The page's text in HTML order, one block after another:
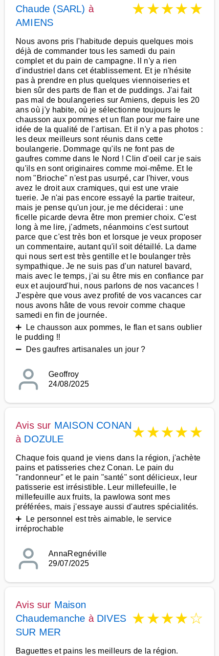
Chaude (SARL) à
AMIENS
★★★★★
Nous avons pris l'habitude depuis quelques mois
déjà de commander tous les samedi du pain
complet et du pain de campagne. Il n'y a rien
d'industriel dans cet établissement. Et je n'hésite
pas à prendre en plus quelques viennoiseries et
bien sûr des parts de flan et de puddings. J'ai fait
pas mal de boulangeries sur Amiens, depuis les 20
ans où j'y habite, où je sélectionne toujours le
chausson aux pommes et un flan pour me faire une
idée de la qualité de l'artisan. Et il n'y a pas photos :
les deux meilleurs sont réunis dans cette
boulangerie. Dommage qu'ils ne font pas de
gaufres comme dans le Nord ! Clin d'oeil car je sais
qu'ils en sont originaires comme moi-même. Et le
nom "Brioche" n'est pas usurpé, car l'hiver, vous
avez le droit aux cramiques, qui est une vraie
tuerie. Je n'ai pas encore essayé la partie traiteur,
mais je pense qu'un jour, je me déciderai : une
ficelle picarde devra être mon premier choix. C'est
long à me lire, j'admets, néanmoins c'est surtout
parce que c'est très bon et lorsque je veux proposer
un commentaire, autant qu'il soit détaillé. La dame
qui nous sert est très gentille et le boulanger très
sympathique. Je ne suis pas d'un naturel bavard,
mais avec le temps, j'ai su être mis en confiance par
eux et aujourd'hui, nous parlons de nos vacances !
J'espère que vous avez profité de vos vacances car
nous avons hâte de vous revoir comme chaque
samedi en fin de journée.
➕ Le chausson aux pommes, le flan et sans oublier
le pudding !!
➖ Des gaufres artisanales un jour ?
Geoffroy
24/08/2025
Avis sur MAISON CONAN
à DOZULE ★★★★★
Chaque fois quand je viens dans la région, j'achète
pains et patisseries chez Conan. Le pain du
"randonneur" et le pain "santé" sont délicieux, leur
patisserie est irrésistible. Leur millefeuille, le
millefeuille aux fruits, la pawlowa sont mes
préférées, mais j'essaye aussi d'autres spécialités.
➕ Le personnel est très aimable, le service
irréprochable
AnnaRegnéville
29/07/2025
Avis sur Maison
Chaudemanche à DIVES
SUR MER
★★★★☆
Baguettes et pains les meilleurs de la région.